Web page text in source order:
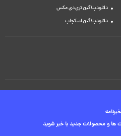
دانلود پلاگین تری دی مکس
دانلود پلاگین اسکچاپ
ها و محصولات جدید با خبر شوید